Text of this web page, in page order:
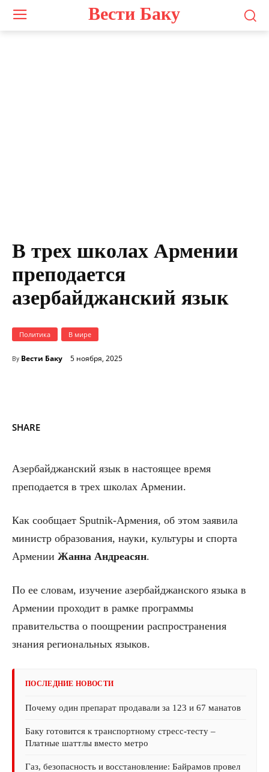
Вести Баку
В трех школах Армении
преподается
азербайджанский язык
Политика В мире
By Вести Баку 5 ноября, 2025
SHARE
Азербайджанский язык в настоящее время
преподается в трех школах Армении.
Как сообщает Sputnik-Армения, об этом заявила
министр образования, науки, культуры и спорта
Армении Жанна Андреасян.
По ее словам, изучение азербайджанского языка в
Армении проходит в рамке программы
правительства о поощрении распространения
знания региональных языков.
ПОСЛЕДНИЕ НОВОСТИ
Почему один препарат продавали за 123 и 67 манатов
Баку готовится к транспортному стресс-тесту –
Платные шаттлы вместо метро
Газ, безопасность и восстановление: Байрамов провел